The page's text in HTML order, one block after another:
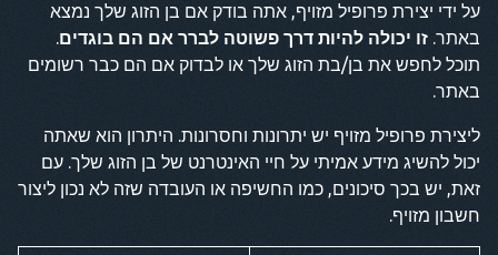
על ידי יצירת פרופיל מזויף, אתה בודק אם בן הזוג שלך נמצא
באתר. זו יכולה להיות דרך פשוטה לברר אם הם בוגדים.
תוכל לחפש את בן/בת הזוג שלך או לבדוק אם הם כבר רשומים
באתר.
ליצירת פרופיל מזויף יש יתרונות וחסרונות. היתרון הוא שאתה
יכול להשיג מידע אמיתי על חיי האינטרנט של בן הזוג שלך. עם
זאת, יש בכך סיכונים, כמו החשיפה או העובדה שזה לא נכון ליצור
חשבון מזויף.